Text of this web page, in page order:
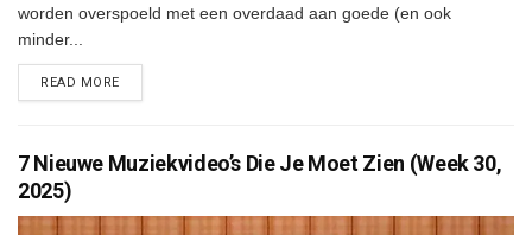
worden overspoeld met een overdaad aan goede (en ook
minder...
READ MOREDETAILS
7 Nieuwe Muziekvideo’s Die Je Moet Zien (Week 30,
2025)